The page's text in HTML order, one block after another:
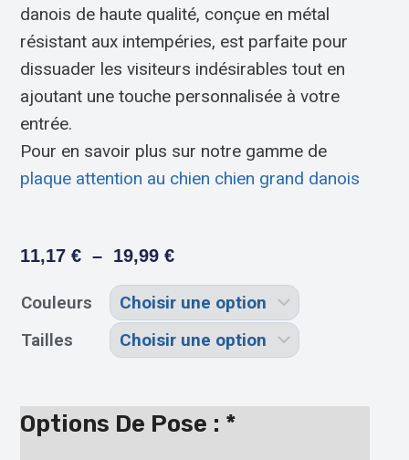
danois de haute qualité, conçue en métal
résistant aux intempéries, est parfaite pour
dissuader les visiteurs indésirables tout en
ajoutant une touche personnalisée à votre
entrée.
Pour en savoir plus sur notre gamme de
plaque attention au chien chien grand danois
11,17€ – 19,99€
Couleurs
Tailles
Options De Pose : *